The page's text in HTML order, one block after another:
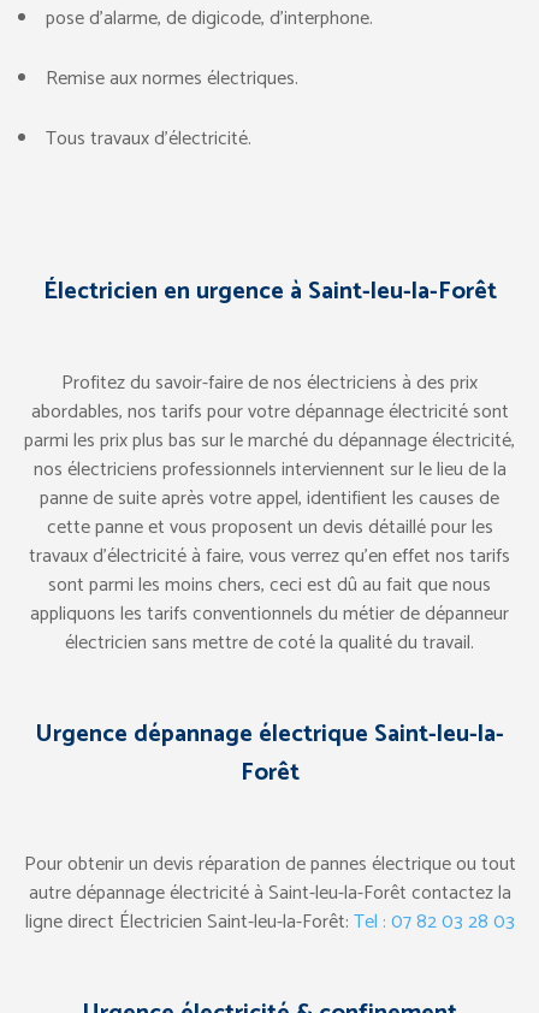
pose d’alarme, de digicode, d’interphone.
Remise aux normes électriques.
Tous travaux d’électricité.
Électricien en urgence à Saint-leu-la-Forêt
Profitez du savoir-faire de nos électriciens à des prix
abordables, nos tarifs pour votre dépannage électricité sont
parmi les prix plus bas sur le marché du dépannage électricité,
nos électriciens professionnels interviennent sur le lieu de la
panne de suite après votre appel, identifient les causes de
cette panne et vous proposent un devis détaillé pour les
travaux d’électricité à faire, vous verrez qu’en effet nos tarifs
sont parmi les moins chers, ceci est dû au fait que nous
appliquons les tarifs conventionnels du métier de dépanneur
électricien sans mettre de coté la qualité du travail.
Urgence dépannage électrique Saint-leu-la-
Forêt
Pour obtenir un devis réparation de pannes électrique ou tout
autre dépannage électricité à Saint-leu-la-Forêt contactez la
ligne direct Électricien Saint-leu-la-Forêt:Tel : 07 82 03 28 03